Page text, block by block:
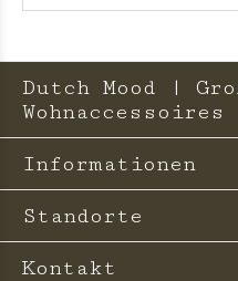
Dutch Mood |
Informationen
Standorte
Kontakt